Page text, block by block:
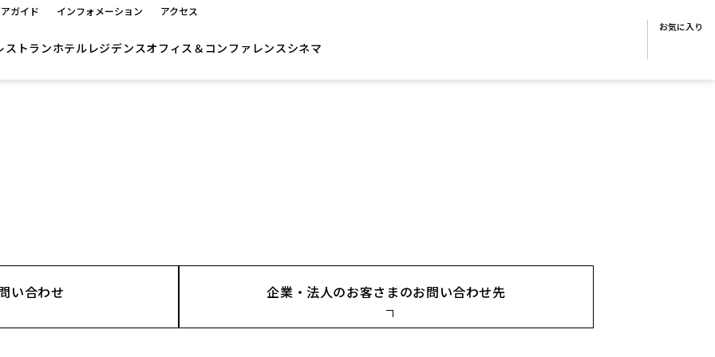
ガイド インフォメーション アクセス
ストランホテル レジデンスオフィス＆コンファレンスシネマ
お気に入り
い合わせ 企業・法人のお客さまのお問い合わせ先